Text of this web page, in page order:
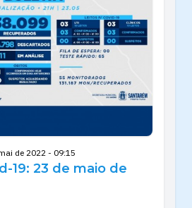
de 2022 - 09:15
19: 23 de maio de